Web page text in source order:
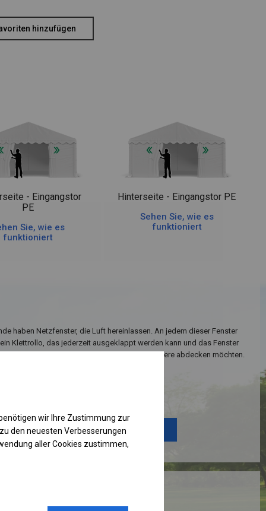
hinzufügen
- Eingangstor
PE
Sie, wie es
funktioniert
Hinterseite - Eingangstor PE
Sehen Sie, wie es
funktioniert
haben Netzfenster, die Luft hereinlassen. An jedem dieser Fenster
Klettrollo, das jederzeit ausgeklappt werden kann und das Fenster
bei Regen oder wenn Sie das Zeltinnere abdecken möchten.
Plane ändern
wir Ihre Zustimmung zur
den neuesten Verbesserungen
aller Cookies zustimmen,